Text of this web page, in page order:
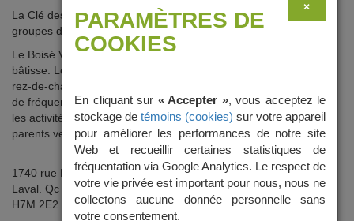
La Clé des champs accueille les enfants de 4-5 ans. Il compte 4
groupes d’enfants réparties selon leur âge au 30 septembre.
Le Boisé Vimont et La Clé des champs se situent dans la même
bâtisse. Les enfants quittent le Boisé Vimont et, descendent au
rez-de-chaussée à la Clé des champs, pour leur dernière année
de fréquentation. Lors de cette dernière année, nous accentuons
les activités de préparation à la maternelle et soutenons les
parents vers le passage à l’école.
1740 rue Neuville
Laval. Qc
H7M 2E2
×
PARAMÈTRES DE
COOKIES
En cliquant sur « Accepter », vous acceptez le
stockage de témoins (cookies) sur votre appareil
pour améliorer les performances de notre site
Web et recueillir certaines statistiques de
fréquentation via Google Analytics. Le respect de
votre vie privée est important pour nous, nous ne
collectons aucune donnée personnelle sans
votre consentement.